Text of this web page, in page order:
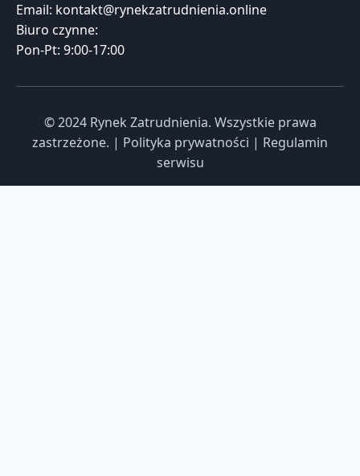
Email: kontakt@rynekzatrudnienia.online
Biuro czynne:
Pon-Pt: 9:00-17:00
© 2024 Rynek Zatrudnienia. Wszystkie prawa
zastrzeżone. | Polityka prywatności | Regulamin
serwisu